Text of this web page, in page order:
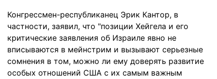
Конгрессмен-республиканец Эрик Кантор, в
частности, заявил, что "позиции Хейгела и его
критические заявления об Израиле явно не
вписываются в мейнстрим и вызывают серьезные
сомнения в том, можно ли ему доверять развитие
особых отношений США с их самым важным